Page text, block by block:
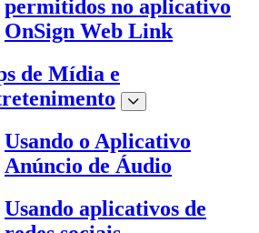
permitidos no aplicativo
OnSign Web Link
de Mídia e
Usando o Aplicativo
Anúncio de Áudio
Usando aplicativos de